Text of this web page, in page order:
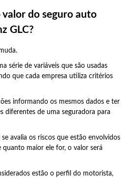
do seguro auto
GLC?
série de variáveis que são usadas
que cada empresa utiliza critérios
informando os mesmos dados e ter
diferentes de uma seguradora para
avalia os riscos que estão envolvidos
quanto maior ele for, o valor será
estão o perfil do motorista,